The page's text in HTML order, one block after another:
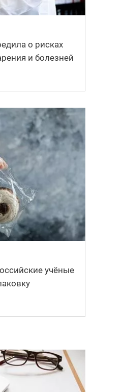
о рисках
и болезней
учёные